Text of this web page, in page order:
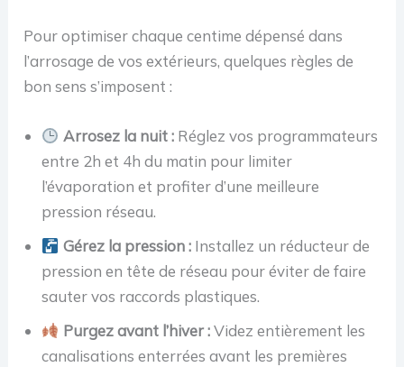
Pour optimiser chaque centime dépensé dans
l’arrosage de vos extérieurs, quelques règles de
bon sens s’imposent :
Arrosez la nuit :Réglez vos programmateurs
entre 2h et 4h du matin pour limiter
l’évaporation et profiter d’une meilleure
pression réseau.
Gérez la pression :Installez un réducteur de
pression en tête de réseau pour éviter de faire
sauter vos raccords plastiques.
Purgez avant l’hiver :Videz entièrement les
canalisations enterrées avant les premières